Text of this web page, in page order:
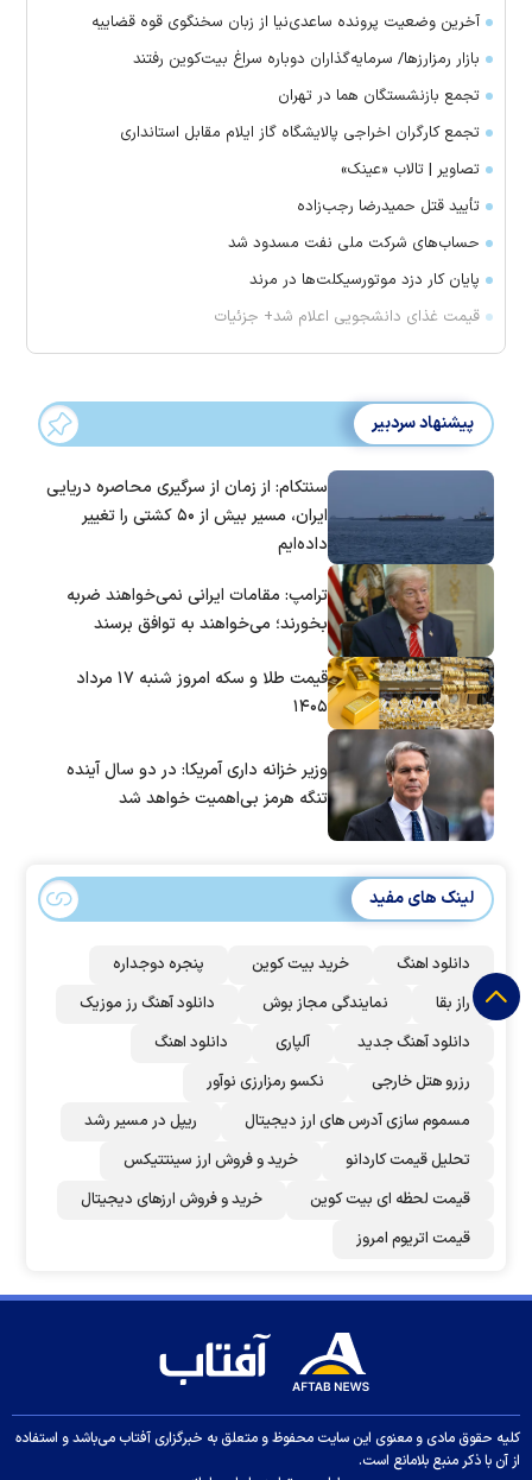
آخرین وضعیت پرونده ساعدی‌نیا از زبان سخنگوی قوه قضاییه
بازار رمزارز‌ها/ سرمایه‌گذاران دوباره سراغ بیت‌کوین رفتند
تجمع بازنشستگان هما در تهران
تجمع کارگران اخراجی پالایشگاه گاز ایلام مقابل استانداری
تصاویر | تالاب «عینک»
تأیید قتل حمیدرضا رجب‌زاده
حساب‌های شرکت ملی نفت مسدود شد
پایان کار دزد موتورسیکلت‌ها در مرند
قیمت غذای دانشجویی اعلام شد+ جزئیات
پیشنهاد سردبیر
سنتکام: از زمان از سرگیری محاصره دریایی
ایران، مسیر بیش از ۵۰ کشتی را تغییر
داده‌ایم
ترامپ: مقامات ایرانی نمی‌خواهند ضربه
بخورند؛ می‌خواهند به توافق برسند
قیمت طلا و سکه امروز شنبه ۱۷ مرداد
۱۴۰۵
وزیر خزانه داری آمریکا: در دو سال آینده
تنگه هرمز بی‌اهمیت خواهد شد
لینک های مفید
دانلود اهنگ خرید بیت کوین
پنجره دوجداره
راز بقا
نمایندگی مجاز بوش
دانلود آهنگ رز‌ موزیک
دانلود آهنگ جدید
آلپاری
دانلود اهنگ
رزرو هتل خارجی
نکسو رمزارزی نوآور
مسموم سازی آدرس های ارز دیجیتال
ریپل در مسیر رشد
تحلیل قیمت کاردانو
خرید و فروش ارز سینتتیکس
قیمت لحظه ای بیت کوین
خرید و فروش ارزهای دیجیتال
قیمت اتریوم امروز
کلیه حقوق مادی و معنوی این سایت محفوظ و متعلق به خبرگزاری آفتاب می‌باشد و استفاده
از آن با ذکر منبع بلامانع است.